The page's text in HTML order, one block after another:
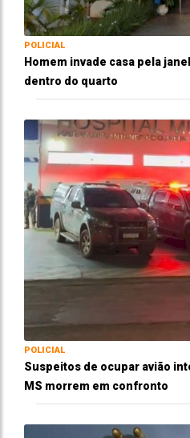
POLICIAL
Homem invade casa pela
dentro do quarto
POLICIAL
Suspeitos de ocupar avião
MS morrem em confronto